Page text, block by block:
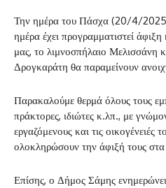
Την ημέρα του Πάσχα (20/4/2025)
ημέρα έχει προγραμματιστεί
μας, το λιμνοσπήλαιο Μελισσάνη
Δρογκαράτη θα παραμείνουν
Παρακαλούμε θερμά όλους τους
πράκτορες, ιδιώτες κ.λπ., με
εργαζόμενους και τις οικογένειές
ολοκληρώσουν την άφιξή τους στα
Επίσης, ο Δήμος Σάμης